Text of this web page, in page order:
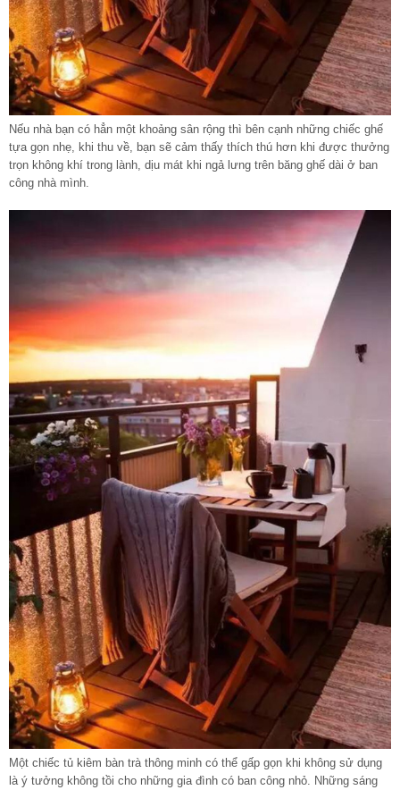
Nếu nhà bạn có hẳn một khoảng sân rộng thì bên cạnh những chiếc ghế
tựa gọn nhẹ, khi thu về, bạn sẽ cảm thấy thích thú hơn khi được thưởng
trọn không khí trong lành, dịu mát khi ngả lưng trên băng ghế dài ở ban
công nhà mình.
Một chiếc tủ kiêm bàn trà thông minh có thể gấp gọn khi không sử dụng
là ý tưởng không tồi cho những gia đình có ban công nhỏ. Những sáng